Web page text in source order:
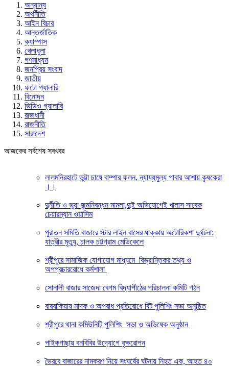
অন্যান্য
অর্থনীতি
আইন বিচার
আন্তর্জাতিক
ক্যাম্পাস
খেলাধুলা
গণমাধ্যম
জনপ্রিয় সংবাদ
জাতীয়
ফটো গ্যালারি
বিনোদন
ভিডিও গ্যালারি
রাজধানী
রাজনীতি
সারাদেশ
আজকের সর্বশেষ সবখবর
লালমনিরহাটে ভুট্টা চাষে বাম্পার ফলন, ন্যায্যমুল্য পাবার আশায় কৃষকেরা
।।
দুর্নীতি ও ভুয়া জন্মনিবন্ধন মামলা,দুই অভিযোগেই খালাস সাবেক
চেয়ারম্যান ওয়াসিম
পুরাতন সমিতি বাজারে স্টার লাইন বাসের ধাক্কায় অটোরিকশা দুর্ঘটনা:
যাত্রীর মৃত্যু, চালক চট্টগ্রাম মেডিকেলে
শ্রীপুরে সামাজিক যোগাযোগ মাধ্যমে বিভ্রান্তিকর তথ্য ও
অপপ্রচাররোধে কর্মশালা
সোনালী বাজার সাজেদা বেগম বিদ্যাপীঠের পরিচালনা কমিটি গঠন
বারবাকিয়ায় মাদক ও অপরাধ প্রতিরোধে বিট পুলিশিং সভা অনুষ্ঠিত
শ্রীপুরে থানা কমিউনিটি পুলিশিং সভা ও অভিষেক অনুষ্ঠান
পাইকগাছায় বনবিবির উদ্যোগে বৃক্ষরোপন
ভৈরবে বাজারের নামকরণ নিয়ে সংঘর্ষের ঘটনায় নিহত এক, আহত ৪০